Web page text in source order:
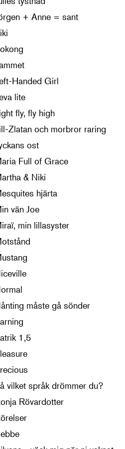
+ Anne = sant
Handed Girl
lite
fly, fly high
Zlatan och morbror raring
ost
Full of Grace
& Niki
hjärta
vän Joe
min lillasyster
måste gå sönder
1,5
vilket språk drömmer du?
Rövardotter